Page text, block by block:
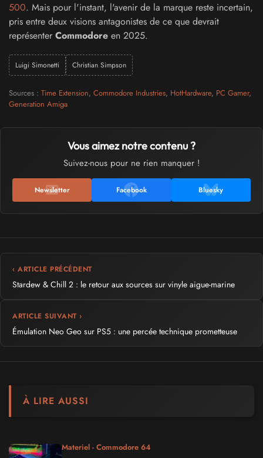
500. Mais pour l'instant, l'avenir de la marque reste incertain,
pris entre deux visions antagonistes de ce que devrait
représenter Commodore en 2025.
Luigi Simonetti Christian Simpson
Sources : Time Extension, Commodore Industries, HotHardware, PC Gamer,
Generation Amiga
Vous aimez notre contenu ?
Suivez-nous pour ne rien manquer !
Newsletter Facebook Bluesky
‹ ARTICLE PRÉCÉDENT
Stardew & Chill 2 : le retour aux sources sur vinyle aigue-marine
ARTICLE SUIVANT ›
Émulation Neo Geo sur PS5 : une percée technique prometteuse
À LIRE AUSSI
Materiel - Commodore 64